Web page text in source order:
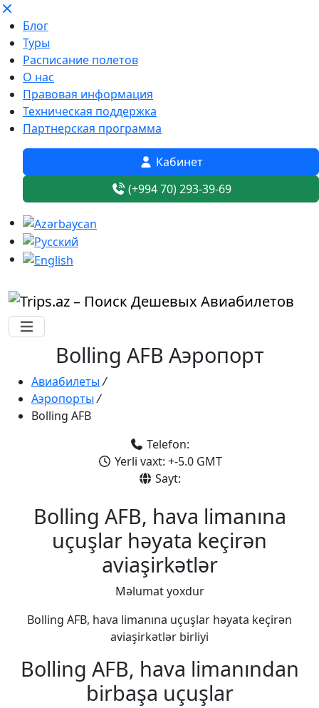
Блог
Туры
Расписание полетов
О нас
Правовая информация
Техническая поддержка
Партнерская программа
Кабинет
(+994 70) 293-39-69
Bolling AFB Аэропорт
Авиабилеты /
Аэропорты /
Bolling AFB
Telefon:
Yerli vaxt: +-5.0 GMT
Sayt:
Bolling AFB, hava limanına
uçuşlar həyata keçirən
aviaşirkətlər
Məlumat yoxdur
Bolling AFB, hava limanına uçuşlar həyata keçirən
aviaşirkətlər birliyi
Bolling AFB, hava limanından
birbaşa uçuşlar